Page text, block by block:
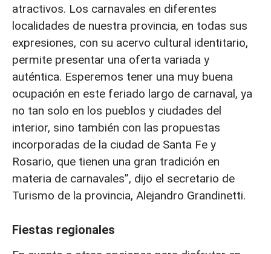
atractivos. Los carnavales en diferentes
localidades de nuestra provincia, en todas sus
expresiones, con su acervo cultural identitario,
permite presentar una oferta variada y
auténtica. Esperemos tener una muy buena
ocupación en este feriado largo de carnaval, ya
no tan solo en los pueblos y ciudades del
interior, sino también con las propuestas
incorporadas de la ciudad de Santa Fe y
Rosario, que tienen una gran tradición en
materia de carnavales”, dijo el secretario de
Turismo de la provincia, Alejandro Grandinetti.
Fiestas regionales